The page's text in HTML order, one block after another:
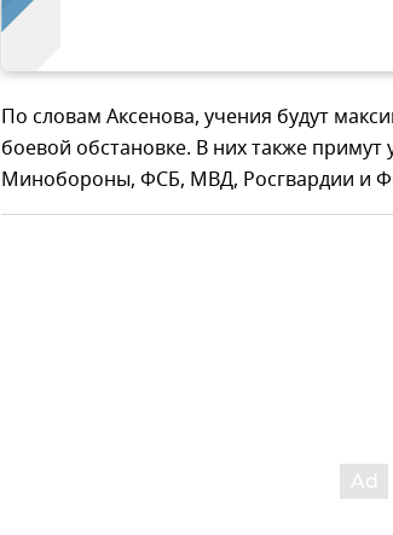
По словам Аксенова, учения будут
боевой обстановке. В них также примут
Минобороны, ФСБ, МВД, Росгвардии и